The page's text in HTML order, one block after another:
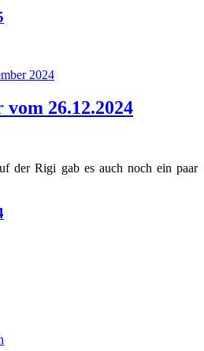
2024
26.12.2024
der Rigi gab es auch noch ein paar